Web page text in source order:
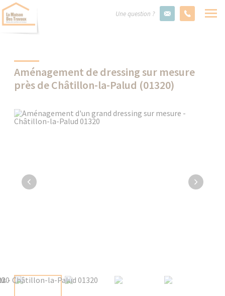
Une question ?
Aménagement de dressing sur mesure
près de Châtillon-la-Palud (01320)